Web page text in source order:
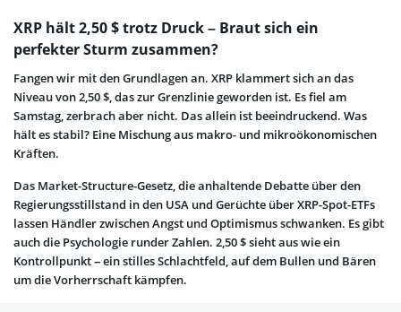
XRP hält 2,50 $ trotz Druck – Braut sich ein
perfekter Sturm zusammen?
Fangen wir mit den Grundlagen an. XRP klammert sich an das
Niveau von 2,50 $, das zur Grenzlinie geworden ist. Es fiel am
Samstag, zerbrach aber nicht. Das allein ist beeindruckend. Was
hält es stabil? Eine Mischung aus makro- und mikroökonomischen
Kräften.
Das Market-Structure-Gesetz, die anhaltende Debatte über den
Regierungsstillstand in den USA und Gerüchte über XRP-Spot-ETFs
lassen Händler zwischen Angst und Optimismus schwanken. Es gibt
auch die Psychologie runder Zahlen. 2,50 $ sieht aus wie ein
Kontrollpunkt – ein stilles Schlachtfeld, auf dem Bullen und Bären
um die Vorherrschaft kämpfen.